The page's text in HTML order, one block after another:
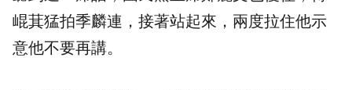
崐萁猛拍季麟連，接著站起來，兩度拉住他示
意他不要再講。